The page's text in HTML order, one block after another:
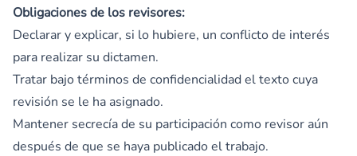
Obligaciones de los revisores:
Declarar y explicar, si lo hubiere, un conflicto de interés
para realizar su dictamen.
Tratar bajo términos de confidencialidad el texto cuya
revisión se le ha asignado.
Mantener secrecía de su participación como revisor aún
después de que se haya publicado el trabajo.